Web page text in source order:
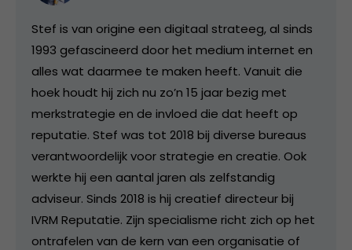
Stef is van origine een digitaal strateeg, al sinds
1993 gefascineerd door het medium internet en
alles wat daarmee te maken heeft. Vanuit die
hoek houdt hij zich nu zo’n 15 jaar bezig met
merkstrategie en de invloed die dat heeft op
reputatie. Stef was tot 2018 bij diverse bureaus
verantwoordelijk voor strategie en creatie. Ook
werkte hij een aantal jaren als zelfstandig
adviseur. Sinds 2018 is hij creatief directeur bij
IVRM Reputatie. Zijn specialisme richt zich op het
ontrafelen van de kern van een organisatie of